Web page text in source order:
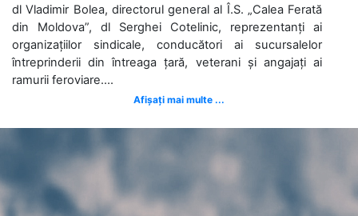
dl Vladimir Bolea, directorul general al Î.S. „Calea Ferată
din Moldova”, dl Serghei Cotelinic, reprezentanți ai
organizațiilor sindicale, conducători ai sucursalelor
întreprinderii din întreaga țară, veterani și angajați ai
ramurii feroviare....
Afișați mai multe ...